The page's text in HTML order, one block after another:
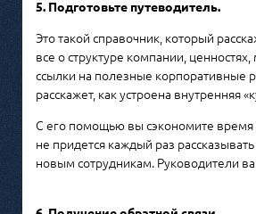
5. Подготовьте путеводитель.
Это такой справочник, который
все о структуре компании, ценностях,
ссылки на полезные корпоративные
расскажет, как устроена внутренняя
С его помощью вы сэкономите время
не придется каждый раз
новым сотрудникам. Руководители